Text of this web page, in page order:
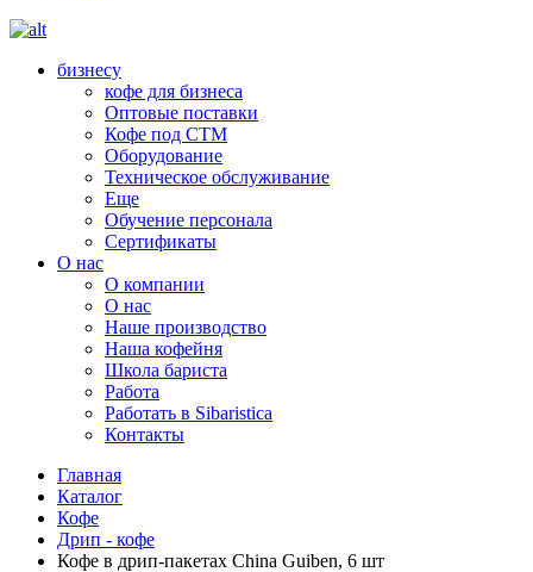
бизнесу
кофе для бизнеса
Оптовые поставки
Кофе под СТМ
Оборудование
Техническое обслуживание
Еще
Обучение персонала
Сертификаты
О нас
O компании
О нас
Наше производство
Наша кофейня
Школа бариста
Работа
Работать в Sibaristica
Контакты
Главная
Каталог
Кофе
Дрип - кофе
Кофе в дрип-пакетах China Guiben, 6 шт